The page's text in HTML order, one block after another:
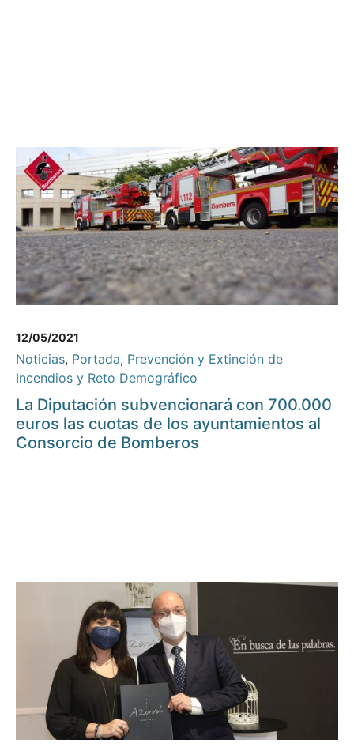
12/05/2021
Noticias, Portada, Prevención y Extinción de
Incendios y Reto Demográfico
La Diputación subvencionará con 700.000
euros las cuotas de los ayuntamientos al
Consorcio de Bomberos